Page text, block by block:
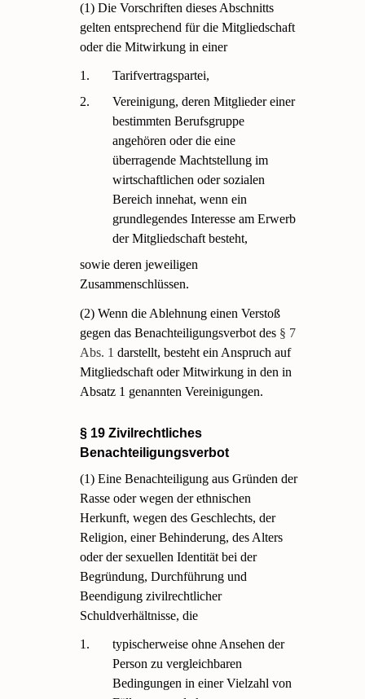
(1) Die Vorschriften dieses Abschnitts
gelten entsprechend für die Mitgliedschaft
oder die Mitwirkung in einer
1.
Tarifvertragspartei,
2.
Vereinigung, deren Mitglieder einer
bestimmten Berufsgruppe
angehören oder die eine
überragende Machtstellung im
wirtschaftlichen oder sozialen
Bereich innehat, wenn ein
grundlegendes Interesse am Erwerb
der Mitgliedschaft besteht,
sowie deren jeweiligen
Zusammenschlüssen.
(2) Wenn die Ablehnung einen Verstoß
gegen das Benachteiligungsverbot des § 7
Abs. 1 darstellt, besteht ein Anspruch auf
Mitgliedschaft oder Mitwirkung in den in
Absatz 1 genannten Vereinigungen.
§ 19 Zivilrechtliches
Benachteiligungsverbot
(1) Eine Benachteiligung aus Gründen der
Rasse oder wegen der ethnischen
Herkunft, wegen des Geschlechts, der
Religion, einer Behinderung, des Alters
oder der sexuellen Identität bei der
Begründung, Durchführung und
Beendigung zivilrechtlicher
Schuldverhältnisse, die
1.
typischerweise ohne Ansehen der
Person zu vergleichbaren
Bedingungen in einer Vielzahl von